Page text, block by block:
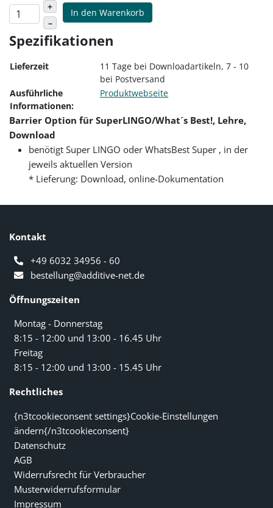
+
–
In den Warenkorb
Spezifikationen
Lieferzeit
11 Tage bei Downloadartikeln, 7 - 10
bei Postversand
Ausführliche
Informationen:
Produktwebseite
Barrier Option für SuperLINGO/What´s Best!, Lehre,
Download
benötigt Super LINGO oder WhatsBest Super , in der
jeweils aktuellen Version
* Lieferung: Download, online-Dokumentation
Kontakt
+49 6032 34956 - 60
bestellung@additive-net.de
Öffnungszeiten
Montag - Donnerstag
8:15 - 12:00 und 13:00 - 16.45 Uhr
Freitag
8:15 - 12:00 und 13:00 - 15.45 Uhr
Rechtliches
{n3tcookieconsent settings}Cookie-Einstellungen
ändern{/n3tcookieconsent}
Datenschutz
AGB
Widerrufsrecht für Verbraucher
Musterwiderrufsformular
Impressum